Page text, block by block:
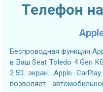
Телефон
Беспроводная функция
в Ваш Seat Toledo 4 Gen
2.5D экран. Apple
позволяет